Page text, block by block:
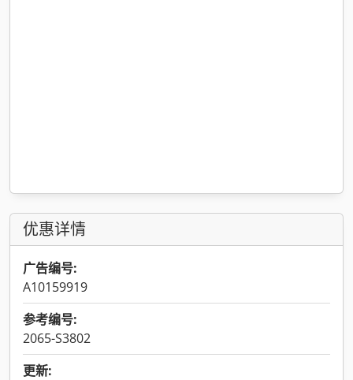
优惠详情
广告编号:
A10159919
参考编号:
2065-S3802
更新: